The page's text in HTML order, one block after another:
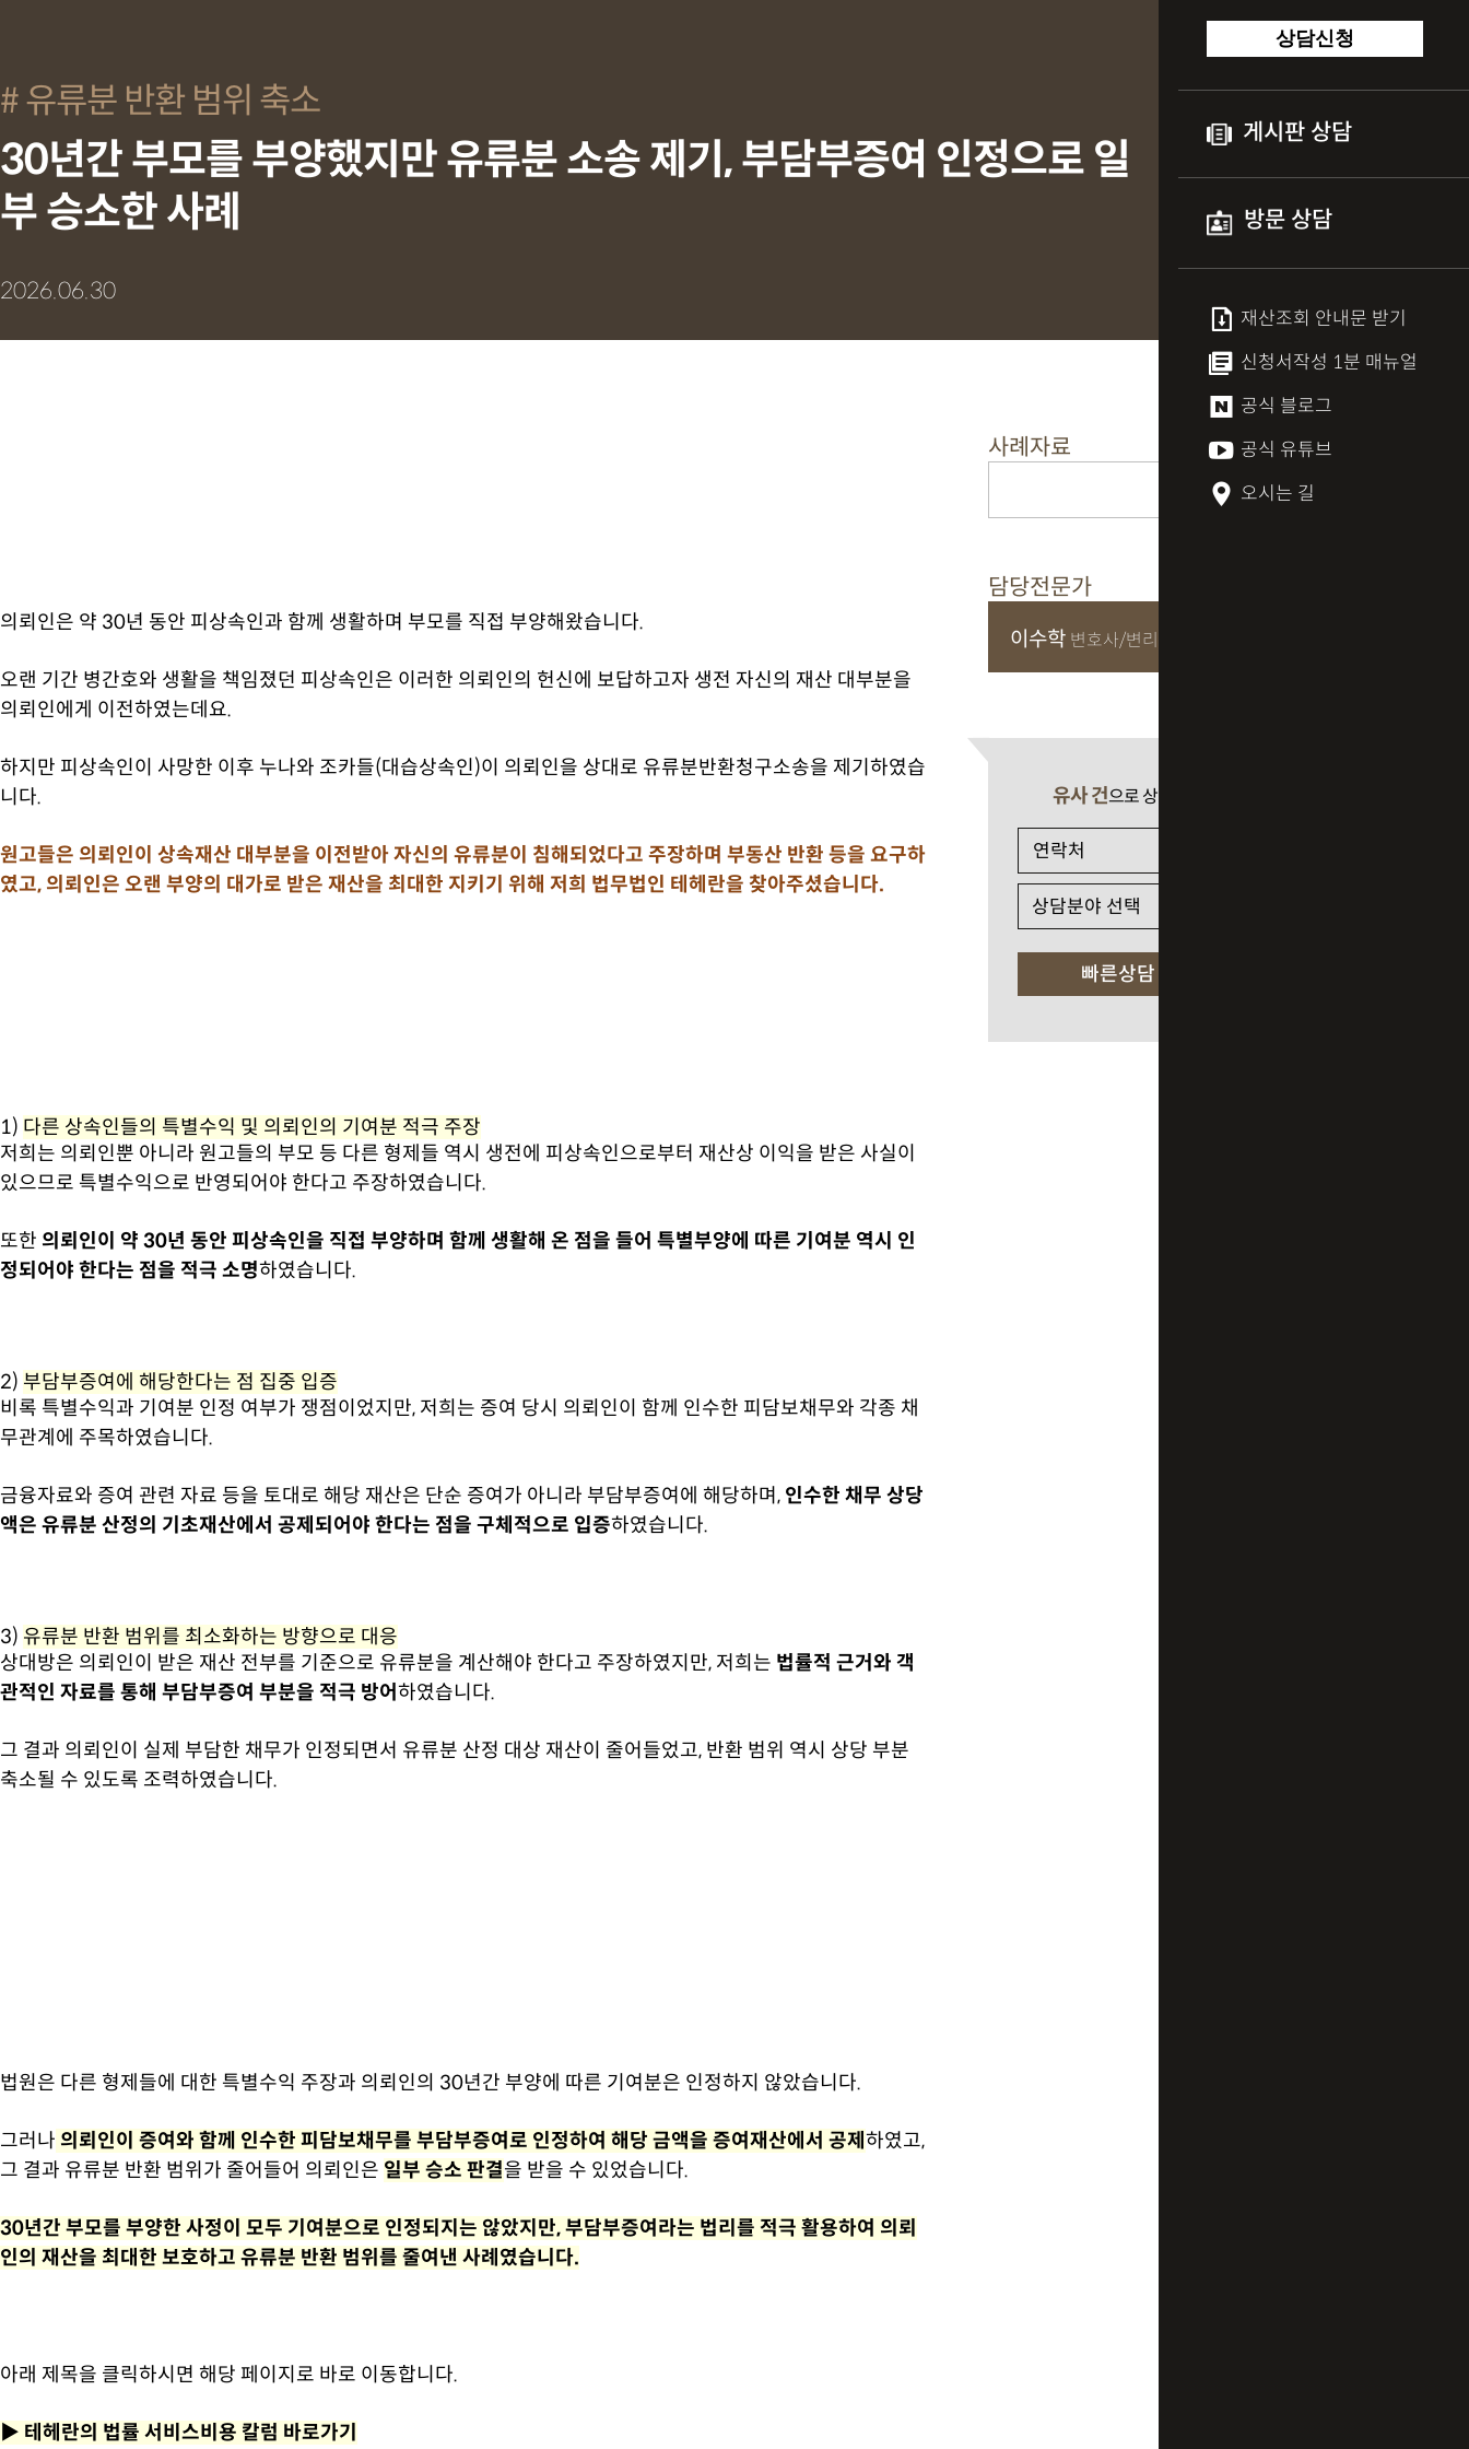
상담신청
게시판 상담
방문 상담
재산조회 안내문 받기
신청서작성 1분 매뉴얼
공식 블로그
공식 유튜브
오시는 길
유류분 반환 범위 축소
30년간 부모를 부양했지만 유류분 소송 제기, 부담부증여 인정으로 일
부 승소한 사례
2026.06.30
의뢰인은 약 30년 동안 피상속인과 함께 생활하며 부모를 직접 부양해왔습니다.
오랜 기간 병간호와 생활을 책임졌던 피상속인은 이러한 의뢰인의 헌신에 보답하고자 생전 자신의 재산 대부분을
의뢰인에게 이전하였는데요.
하지만 피상속인이 사망한 이후 누나와 조카들(대습상속인)이 의뢰인을 상대로 유류분반환청구소송을 제기하였습
니다.
원고들은 의뢰인이 상속재산 대부분을 이전받아 자신의 유류분이 침해되었다고 주장하며 부동산 반환 등을 요구하
였고, 의뢰인은 오랜 부양의 대가로 받은 재산을 최대한 지키기 위해 저희 법무법인 테헤란을 찾아주셨습니다.
1) 다른 상속인들의 특별수익 및 의뢰인의 기여분 적극 주장
저희는 의뢰인뿐 아니라 원고들의 부모 등 다른 형제들 역시 생전에 피상속인으로부터 재산상 이익을 받은 사실이
있으므로 특별수익으로 반영되어야 한다고 주장하였습니다.
또한 의뢰인이 약 30년 동안 피상속인을 직접 부양하며 함께 생활해 온 점을 들어 특별부양에 따른 기여분 역시 인
정되어야 한다는 점을 적극 소명하였습니다.
2) 부담부증여에 해당한다는 점 집중 입증
비록 특별수익과 기여분 인정 여부가 쟁점이었지만, 저희는 증여 당시 의뢰인이 함께 인수한 피담보채무와 각종 채
무관계에 주목하였습니다.
금융자료와 증여 관련 자료 등을 토대로 해당 재산은 단순 증여가 아니라 부담부증여에 해당하며, 인수한 채무 상당
액은 유류분 산정의 기초재산에서 공제되어야 한다는 점을 구체적으로 입증하였습니다.
3) 유류분 반환 범위를 최소화하는 방향으로 대응
상대방은 의뢰인이 받은 재산 전부를 기준으로 유류분을 계산해야 한다고 주장하였지만, 저희는 법률적 근거와 객
관적인 자료를 통해 부담부증여 부분을 적극 방어하였습니다.
그 결과 의뢰인이 실제 부담한 채무가 인정되면서 유류분 산정 대상 재산이 줄어들었고, 반환 범위 역시 상당 부분
축소될 수 있도록 조력하였습니다.
법원은 다른 형제들에 대한 특별수익 주장과 의뢰인의 30년간 부양에 따른 기여분은 인정하지 않았습니다.
그러나 의뢰인이 증여와 함께 인수한 피담보채무를 부담부증여로 인정하여 해당 금액을 증여재산에서 공제 하였고,
그 결과 유류분 반환 범위가 줄어들어 의뢰인은 일부 승소 판결을 받을 수 있었습니다.
30년간 부모를 부양한 사정이 모두 기여분으로 인정되지는 않았지만, 부담부증여라는 법리를 적극 활용하여 의뢰
인의 재산을 최대한 보호하고 유류분 반환 범위를 줄여낸 사례였습니다.
아래 제목을 클릭하시면 해당 페이지로 바로 이동합니다.
▶ 테헤란의 법률 서비스비용 칼럼 바로가기
사례자료
담당전문가
이수학 변호사/변리사
유사 건으로 상담 필요 시